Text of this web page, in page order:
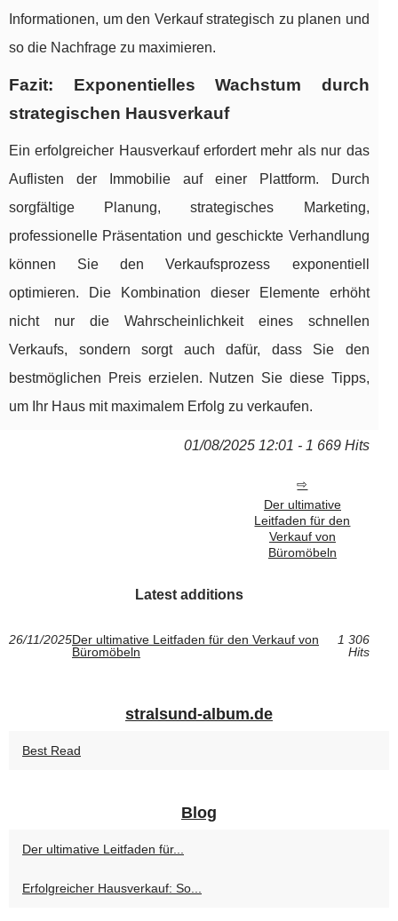
Informationen, um den Verkauf strategisch zu planen und
so die Nachfrage zu maximieren.
Fazit: Exponentielles Wachstum durch
strategischen Hausverkauf
Ein erfolgreicher Hausverkauf erfordert mehr als nur das
Auflisten der Immobilie auf einer Plattform. Durch
sorgfältige Planung, strategisches Marketing,
professionelle Präsentation und geschickte Verhandlung
können Sie den Verkaufsprozess exponentiell
optimieren. Die Kombination dieser Elemente erhöht
nicht nur die Wahrscheinlichkeit eines schnellen
Verkaufs, sondern sorgt auch dafür, dass Sie den
bestmöglichen Preis erzielen. Nutzen Sie diese Tipps,
um Ihr Haus mit maximalem Erfolg zu verkaufen.
01/08/2025 12:01 - 1 669 Hits
Der ultimative
Leitfaden für den
Verkauf von
Büromöbeln
Latest additions
26/11/2025Der ultimative Leitfaden für den Verkauf von
Büromöbeln
1 306
Hits
stralsund-album.de
Best Read
Blog
Der ultimative Leitfaden für...
Erfolgreicher Hausverkauf: So...